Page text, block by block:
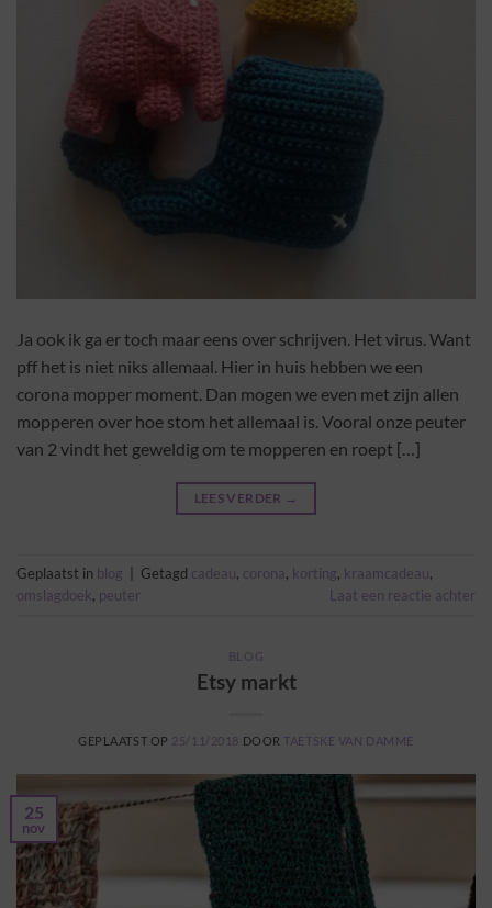
Ja ook ik ga er toch maar eens over schrijven. Het virus. Want
pff het is niet niks allemaal. Hier in huis hebben we een
corona mopper moment. Dan mogen we even met zijn allen
mopperen over hoe stom het allemaal is. Vooral onze peuter
van 2 vindt het geweldig om te mopperen en roept […]
LEES VERDER →
Geplaatst in blog Getagd cadeau, corona, korting, kraamcadeau,
omslagdoek, peuter Laat een reactie achter
BLOG
Etsy markt
GEPLAATST OP 25/11/2018 DOOR TAETSKE VAN DAMME
25
nov